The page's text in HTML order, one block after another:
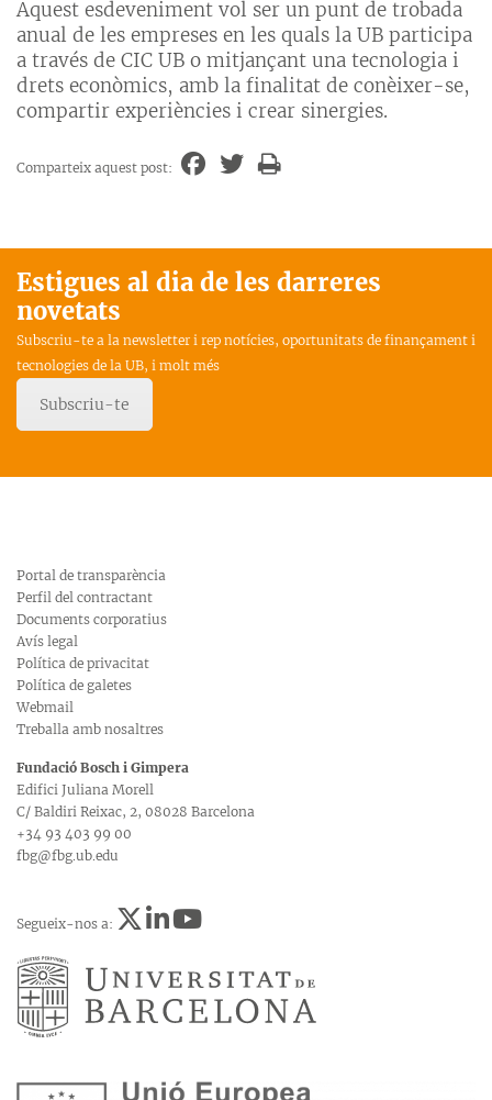
Aquest esdeveniment vol ser un punt de trobada
anual de les empreses en les quals la UB participa
a través de CIC UB o mitjançant una tecnologia i
drets econòmics, amb la finalitat de conèixer-se,
compartir experiències i crear sinergies.
Comparteix aquest post:
Estigues al dia de les darreres
novetats
Subscriu-te a la newsletter i rep notícies, oportunitats de finançament i
tecnologies de la UB, i molt més
Subscriu-te
Portal de transparència
Perfil del contractant
Documents corporatius
Avís legal
Política de privacitat
Política de galetes
Webmail
Treballa amb nosaltres
Fundació Bosch i Gimpera
Edifici Juliana Morell
C/ Baldiri Reixac, 2, 08028 Barcelona
+34 93 403 99 00
fbg@fbg.ub.edu
Segueix-nos a: